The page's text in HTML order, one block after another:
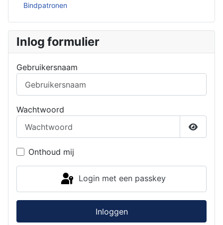
Bindpatronen
Inlog formulier
Gebruikersnaam
Wachtwoord
Toon
Onthoud mij
Login met een passkey
Inloggen